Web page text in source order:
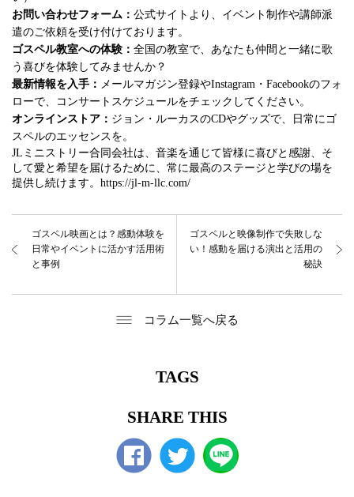
お問い合わせフォーム： 公式サイトより、イベント制作や講師派
遣のご依頼を受け付けております。
ゴスペル教室への体験： 全国の教室で、あなたも仲間と一緒に歌
う喜びを体験してみませんか？
最新情報を入手： メールマガジン登録やInstagram・Facebookのフォ
ローで、コンサートスケジュールをチェックしてください。
オンラインストア： ジョン・ルーカスのCDやグッズで、日常にゴ
スペルのエッセンスを。
JLミニストリー合同会社は、音楽を通じて皆様に喜びと感謝、そ
して愛と希望を届けるために、常に最高のステージと学びの場を
提供し続けます。https://jl-m-llc.com/
ゴスペル映画とは？感動体験を
日常やイベントに活かす活用術
と事例
ゴスペルと映像制作で失敗しな
い！感動を届ける演出と活用の
秘訣
コラム一覧へ戻る
TAGS
SHARE THIS